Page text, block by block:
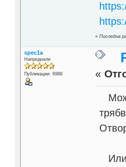
«Последна
spec1a
Напреднали
Публикации: 6988 «